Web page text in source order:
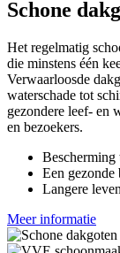
Schone
Het regelmatig
die minstens één
Verwaarloosde
waterschade tot
gezondere leef- en
en bezoekers.
Bescherming
Een
Langere
Meer informatie